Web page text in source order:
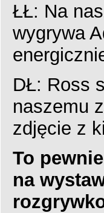
ŁŁ: Na
wygrywa
DŁ: Ross
naszemu
zdjęcie z
To
na